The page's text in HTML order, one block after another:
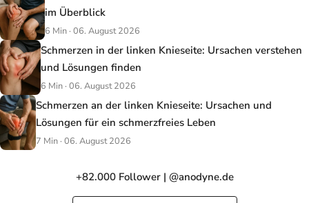
im Überblick
6 Min · 06. August 2026
Schmerzen in der linken Knieseite: Ursachen verstehen
und Lösungen finden
6 Min · 06. August 2026
Schmerzen an der linken Knieseite: Ursachen und
Lösungen für ein schmerzfreies Leben
7 Min · 06. August 2026
+82.000 Follower | @anodyne.de